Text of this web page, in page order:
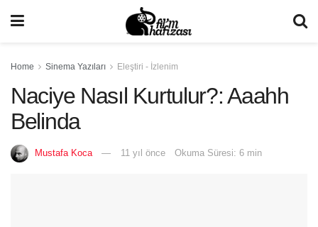
Home Sinema Yazıları Eleştiri - İzlenim
Naciye Nasıl Kurtulur?: Aaahh
Belinda
Mustafa Koca 11 yıl önce Okuma Süresi: 6 min